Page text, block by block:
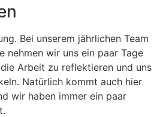
Bei unserem jährlichen Team
nehmen wir uns ein paar Tage
Arbeit zu reflektieren und uns
Natürlich kommt auch hier
wir haben immer ein paar